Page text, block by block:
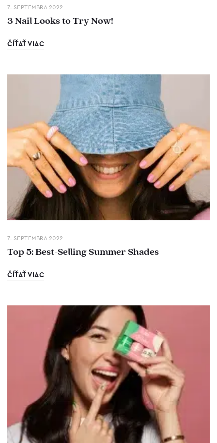
7. SEPTEMBRA 2022
3 Nail Looks to Try Now!
ČÍŤAŤ VIAC
7. SEPTEMBRA 2022
Top 5: Best-Selling Summer Shades
ČÍŤAŤ VIAC